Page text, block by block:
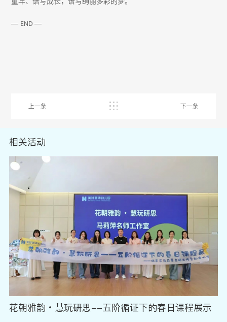
— END—
上一条 下一条
相关活动
花朝雅韵・慧玩研思--五阶循证下的春日课程展示